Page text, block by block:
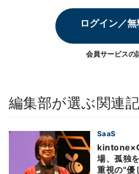
ログイン／
会員サービスの
編集部が選ぶ関連
SaaS
場、孤独
重視の"優